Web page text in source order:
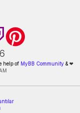
help of MyBB Community&❤